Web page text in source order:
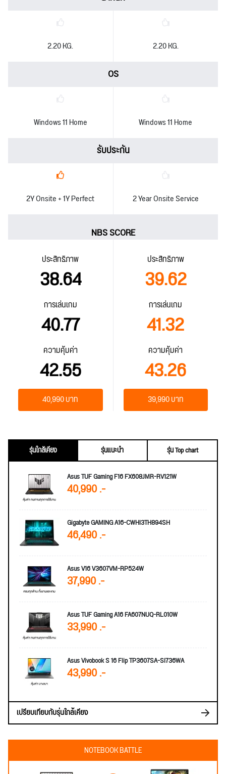
2.20 KG. 2.20 KG.
OS
Windows 11 Home Windows 11 Home
รับประกัน
2Y Onsite + 1Y Perfect 2 Year Onsite Service
NBS SCORE
ประสิทธิภาพ
38.64
การเล่นเกม
40.77
ความคุ้มค่า
42.55
ประสิทธิภาพ
39.62
การเล่นเกม
41.32
ความคุ้มค่า
43.26
40,990 บาท 39,990 บาท
รุ่นใกล้เคียง รุ่นแนะนำ
รุ่น Top chart
Asus TUF Gaming F16 FX608JMR-RV121W
40,990 .-
Gigabyte GAMING A16-CWHI3TH894SH
46,490 .-
Asus V16 V3607VM-RP524W
37,990 .-
Asus TUF Gaming A16 FA607NUQ-RL010W
33,990 .-
Asus Vivobook S 16 Flip TP3607SA-SI736WA
43,990 .-
เปรียบเทียบกับรุ่นใกล้เคียง
NOTEBOOK BATTLE